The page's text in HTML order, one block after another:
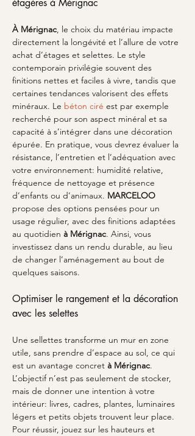
étagères à Mérignac
À Mérignac, le choix du matériau impacte
directement la longévité et l’allure de votre
achat d’étages et selettes. Le style
contemporain privilégie souvent des
finitions nettes et faciles à vivre, tandis que
certaines tendances valorisent des effets
minéraux. Le béton ciré est par exemple
recherché pour son aspect minéral et sa
capacité à s’intégrer dans une décoration
épurée. En pratique, vous devrez évaluer la
résistance, l’entretien et l’adéquation avec
votre environnement: humidité relative,
fréquence de nettoyage et présence
d’enfants ou d’animaux. MARCELOO
propose des options pensées pour un
usage régulier, avec des finitions adaptées
au quotidien à Mérignac. Ainsi, vous
investissez dans un rendu durable, au lieu
de changer l’aménagement au bout de
quelques saisons.
Optimiser le rangement et la décoration
avec les selettes
Une sellettes transforme un mur en zone
utile, sans prendre d’espace au sol, ce qui
est un avantage concret à Mérignac.
L’objectif n’est pas seulement de stocker,
mais de donner une intention à votre
intérieur: livres, cadres, plantes, luminaires
légers et petits objets trouvent leur place.
Pour réussir, jouez sur les hauteurs et